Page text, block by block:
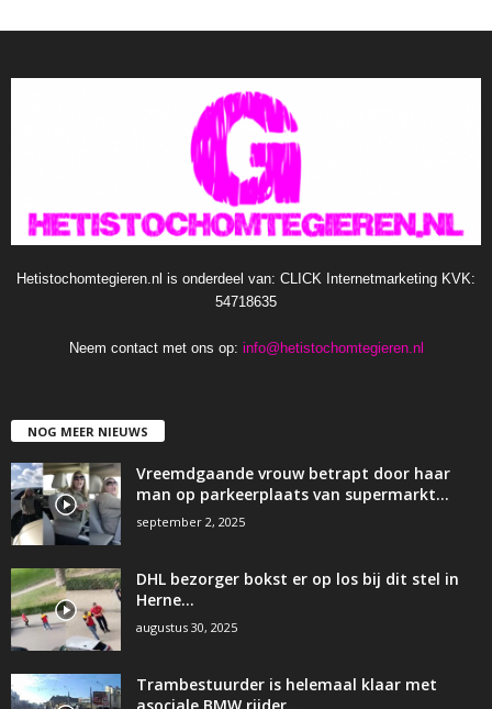
Hetistochomtegieren.nl is onderdeel van: CLICK Internetmarketing KVK:
54718635
Neem contact met ons op: info@hetistochomtegieren.nl
NOG MEER NIEUWS
Vreemdgaande vrouw betrapt door haar
man op parkeerplaats van supermarkt…
september 2, 2025
DHL bezorger bokst er op los bij dit stel in
Herne…
augustus 30, 2025
Trambestuurder is helemaal klaar met